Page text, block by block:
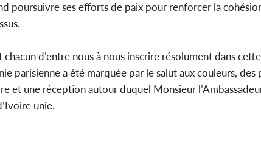
poursuivre ses efforts de paix pour renforcer la
chacun d’entre nous à nous inscrire résolument dans
parisienne a été marquée par le salut aux couleurs,
et une réception autour duquel Monsieur
unie.